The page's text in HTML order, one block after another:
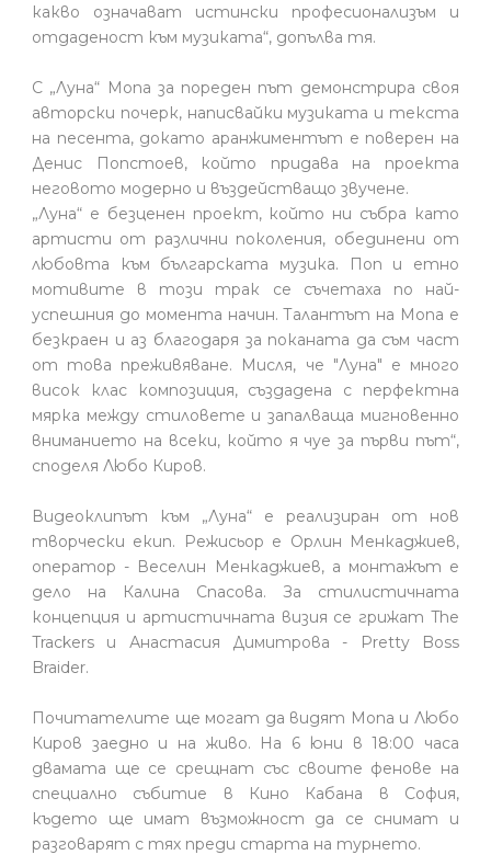
какво означават истински професионализъм и
отдаденост към музиката“, допълва тя.
С „Луна“ Mona за пореден път демонстрира своя
авторски почерк, написвайки музиката и текста
на песента, докато аранжиментът е поверен на
Денис Попстоев, който придава на проекта
неговото модерно и въздействащо звучене.
„Луна“ е безценен проект, който ни събра като
артисти от различни поколения, обединени от
любовта към българската музика. Поп и етно
мотивите в този трак се съчетаха по най-
успешния до момента начин. Талантът на Mona е
безкраен и аз благодаря за поканата да съм част
от това преживяване. Мисля, че "Луна" е много
висок клас композиция, създадена с перфектна
мярка между стиловете и запалваща мигновенно
вниманието на всеки, който я чуе за първи път“,
споделя Любо Киров.
Видеоклипът към „Луна“ е реализиран от нов
творчески екип. Режисьор е Орлин Менкаджиев,
оператор - Веселин Менкаджиев, а монтажът е
дело на Калинa Спасова. За стилистичната
концепция и артистичната визия се грижат The
Trackers и Анастасия Димитрова - Pretty Boss
Braider.
Почитателите ще могат да видят Mona и Любо
Киров заедно и на живо. На 6 юни в 18:00 часа
двамата ще се срещнат със своите фенове на
специално събитие в Кино Кабана в София,
където ще имат възможност да се снимат и
разговарят с тях преди старта на турнето.